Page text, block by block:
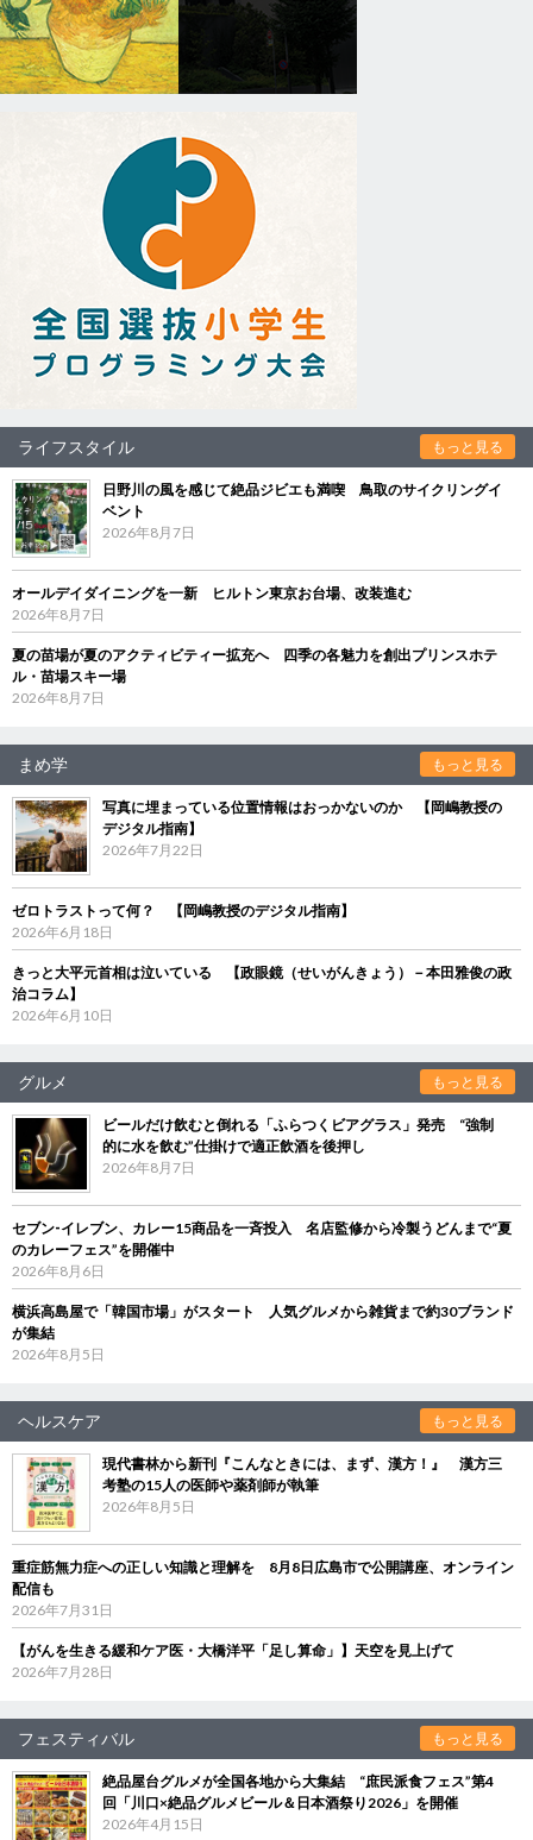
ライフスタイル もっと見る
日野川の風を感じて絶品ジビエも満喫 鳥取のサイクリングイ
ベント
2026年8月7日
オールデイダイニングを一新 ヒルトン東京お台場、改装進む
2026年8月7日
夏の苗場が夏のアクティビティー拡充へ 四季の各魅力を創出プリンスホテ
ル・苗場スキー場
2026年8月7日
まめ学 もっと見る
写真に埋まっている位置情報はおっかないのか 【岡嶋教授の
デジタル指南】
2026年7月22日
ゼロトラストって何？ 【岡嶋教授のデジタル指南】
2026年6月18日
きっと大平元首相は泣いている 【政眼鏡（せいがんきょう）－本田雅俊の政
治コラム】
2026年6月10日
グルメ もっと見る
ビールだけ飲むと倒れる「ふらつくビアグラス」発売 “強制
的に水を飲む”仕掛けで適正飲酒を後押し
2026年8月7日
セブン‐イレブン、カレー15商品を一斉投入 名店監修から冷製うどんまで“夏
のカレーフェス”を開催中
2026年8月6日
横浜高島屋で「韓国市場」がスタート 人気グルメから雑貨まで約30ブランド
が集結
2026年8月5日
ヘルスケア もっと見る
現代書林から新刊『こんなときには、まず、漢方！』 漢方三
考塾の15人の医師や薬剤師が執筆
2026年8月5日
重症筋無力症への正しい知識と理解を 8月8日広島市で公開講座、オンライン
配信も
2026年7月31日
【がんを生きる緩和ケア医・大橋洋平「足し算命」】天空を見上げて
2026年7月28日
フェスティバル もっと見る
絶品屋台グルメが全国各地から大集結 “庶民派食フェス”第4
回「川口×絶品グルメビール＆日本酒祭り2026」を開催
2026年4月15日